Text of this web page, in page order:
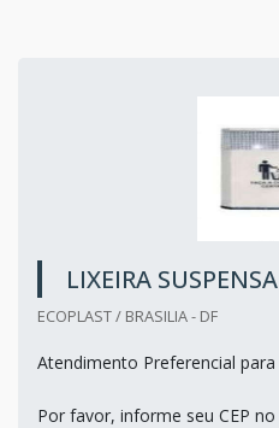
LIXEIRA SUSPENSA
ECOPLAST / BRASILIA - DF
Atendimento Preferencial
Por favor, informe seu CEP